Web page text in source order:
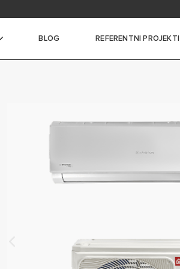
BOJLERI MALOG KAPACITETA
BOJLERI VELIKOG
BLOG REFERENTNI PROJEKTI